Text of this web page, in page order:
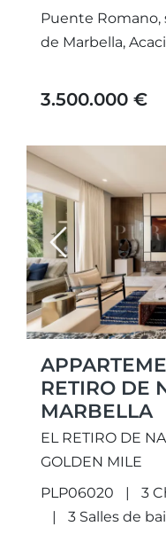
Puente Romano,
de Marbella,
art de vivre raffiné...
3.500.000 €
Previous
RETIRO DE
MARBELLA
EL RETIRO DE
GOLDEN MILE
PLP06020
3
3 Salles de